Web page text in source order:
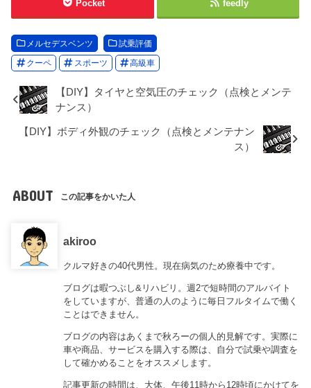
Pocket feedly
メルセデスベンツ 試乗評価
クーペ スポーツ 高級車
【DIY】タイヤと空気圧のチェック（点検とメンテ
ナンス）
【DIY】ボディ外観のチェック（点検とメンテナン
ス）
ABOUT この記事をかいた人
akiroo
クルマ好きの40代男性。現在病気のため療養中です。
ブログは暇つぶし&リハビリ。週2で短時間のアルバイト
をしていますが、普通の人のように毎日フルタイムで働く
ことはできません。
ブログの内容はあくまで秋ろーの個人的見解です。実際に
車や商品、サービスを購入する際は、自分で試乗や調査を
して確かめることをオススメします。
記事更新の時間は、大体、午後11時から12時頃にかけてを